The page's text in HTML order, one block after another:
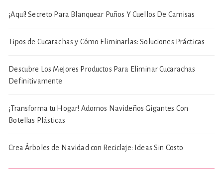
¡Aquí! Secreto Para Blanquear Puños Y Cuellos De Camisas
Tipos de Cucarachas y Cómo Eliminarlas: Soluciones Prácticas
Descubre Los Mejores Productos Para Eliminar Cucarachas
Definitivamente
¡Transforma tu Hogar! Adornos Navideños Gigantes Con
Botellas Plásticas
Crea Árboles de Navidad con Reciclaje: Ideas Sin Costo